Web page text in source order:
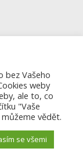
bez Vašeho
weby
ale to, co
"Vaše
vědět.
se všemi